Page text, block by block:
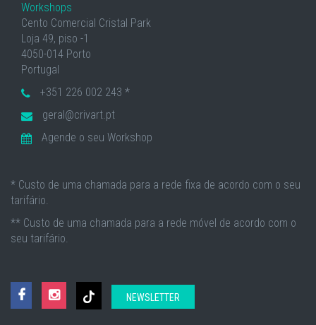
Workshops
Cento Comercial Cristal Park
Loja 49, piso -1
4050-014 Porto
Portugal
+351 226 002 243 *
geral@crivart.pt
Agende o seu Workshop
* Custo de uma chamada para a rede fixa de acordo com o seu
tarifário.
** Custo de uma chamada para a rede móvel de acordo com o
seu tarifário.
NEWSLETTER